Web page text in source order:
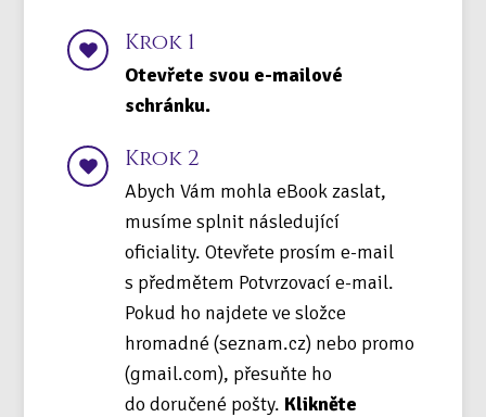
Krok 1
Otevřete svou e-mailové
schránku.
Krok 2
Abych Vám mohla eBook zaslat,
musíme splnit následující
oficiality. Otevřete prosím e-mail
s předmětem Potvrzovací e-mail.
Pokud ho najdete ve složce
hromadné (seznam.cz) nebo promo
(gmail.com), přesuňte ho
do doručené pošty. Klikněte